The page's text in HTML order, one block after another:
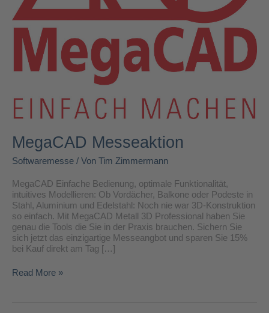
MegaCAD Messeaktion
Softwaremesse / Von Tim Zimmermann
MegaCAD Einfache Bedienung, optimale Funktionalität,
intuitives Modellieren: Ob Vordächer, Balkone oder Podeste in
Stahl, Aluminium und Edelstahl: Noch nie war 3D-Konstruktion
so einfach. Mit MegaCAD Metall 3D Professional haben Sie
genau die Tools die Sie in der Praxis brauchen. Sichern Sie
sich jetzt das einzigartige Messeangbot und sparen Sie 15%
bei Kauf direkt am Tag […]
Read More »